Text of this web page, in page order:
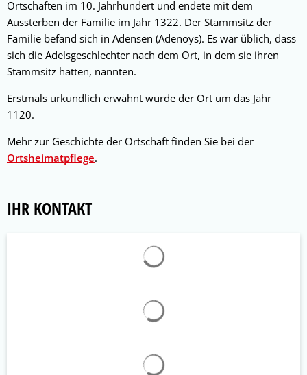
Ortschaften im 10. Jahrhundert und endete mit dem
Aussterben der Familie im Jahr 1322. Der Stammsitz der
Familie befand sich in Adensen (Adenoys). Es war üblich, dass
sich die Adelsgeschlechter nach dem Ort, in dem sie ihren
Stammsitz hatten, nannten.
Erstmals urkundlich erwähnt wurde der Ort um das Jahr
1120.
Mehr zur Geschichte der Ortschaft finden Sie bei der
Ortsheimatpflege.
IHR KONTAKT